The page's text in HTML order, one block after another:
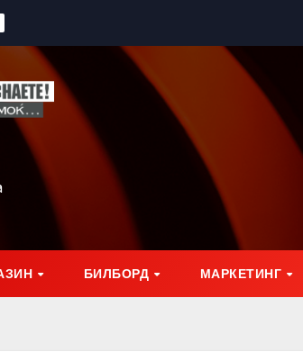
БИЛБОРД МАРКЕТИНГ